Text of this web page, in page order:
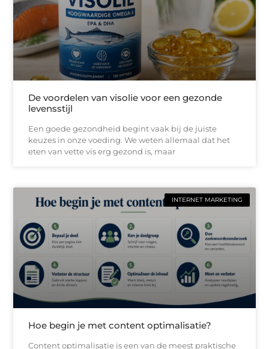
De voordelen van visolie voor een gezonde
levensstijl
Een goede gezondheid begint vaak bij de juiste
keuzes in onze voeding. We weten allemaal dat het
eten van vette vis erg gezond is, maar
INTERNET MARKETING
Hoe begin je met content optimalisatie?
Content optimalisatie is een van de meest praktische